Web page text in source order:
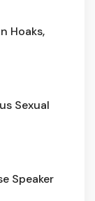
Hoaks,
Sexual
Speaker